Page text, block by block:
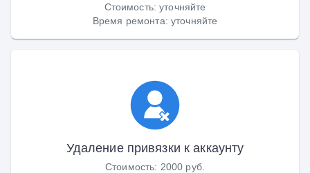
Стоимость:уточняйте
Время ремонта: уточняйте
Удаление привязки к аккаунту
Стоимость: 2000 руб.